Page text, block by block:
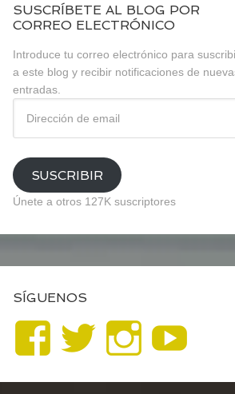
SUSCRÍBETE AL BLOG POR
CORREO ELECTRÓNICO
Introduce tu correo electrónico para
a este blog y recibir notificaciones de
entradas.
email
SUSCRIBIR
Únete a otros 127K suscriptores
SÍGUENOS
Ver
perfil
Ver
perfil
Ver
perfil